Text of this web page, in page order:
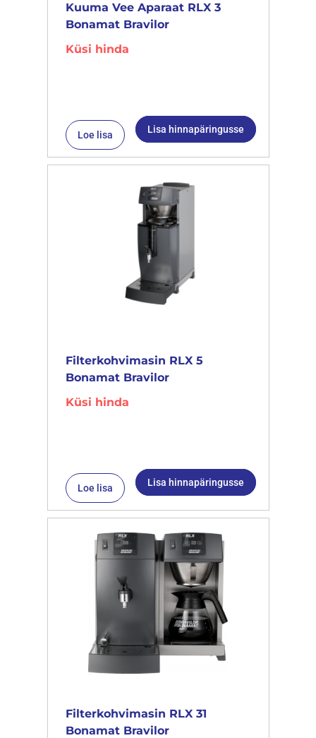
Kuuma Vee Aparaat RLX 3
Bonamat Bravilor
Küsi hinda
Loe lisa Lisa hinnapäringusse
Filterkohvimasin RLX 5
Bonamat Bravilor
Küsi hinda
Loe lisa Lisa hinnapäringusse
Filterkohvimasin RLX 31
Bonamat Bravilor